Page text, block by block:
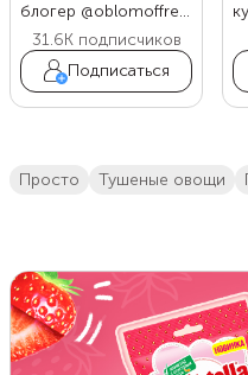
блогер @oblomoffrecipe
31.6Kподписчиков
Подписаться
просто тушеные овощи